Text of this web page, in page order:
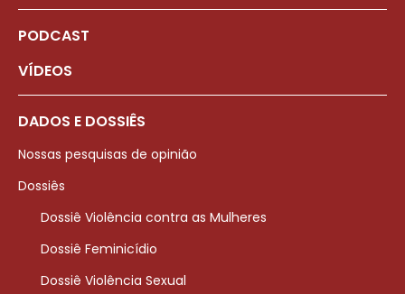
PODCAST
VÍDEOS
DADOS E DOSSIÊS
Nossas pesquisas de opinião
Dossiês
Dossiê Violência contra as Mulheres
Dossiê Feminicídio
Dossiê Violência Sexual